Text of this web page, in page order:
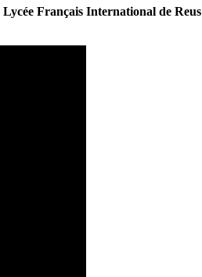
Lycée Français International de Reus